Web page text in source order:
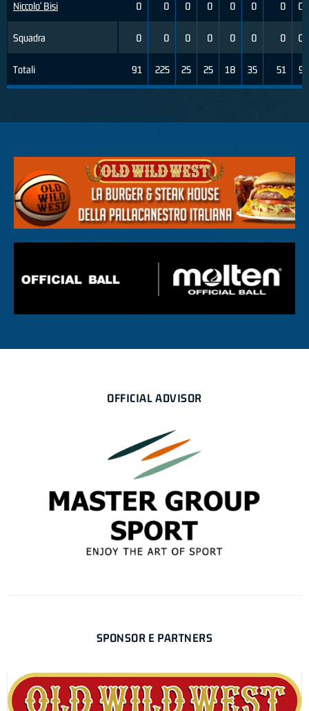
Niccolo' Bisi
Squadra
Totali
0 0 0 0 0 0 0 0
0 0 0 0 0 0 0 0
91 225 25 25 18 35 51 9
OFFICIAL ADVISOR
SPONSOR E PARTNERS